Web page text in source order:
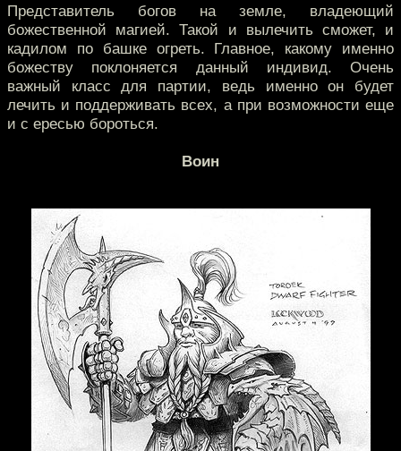
Представитель богов на земле, владеющий
божественной магией. Такой и вылечить сможет, и
кадилом по башке огреть. Главное, какому именно
божеству поклоняется данный индивид. Очень
важный класс для партии, ведь именно он будет
лечить и поддерживать всех, а при возможности еще
и с ересью бороться.
Воин